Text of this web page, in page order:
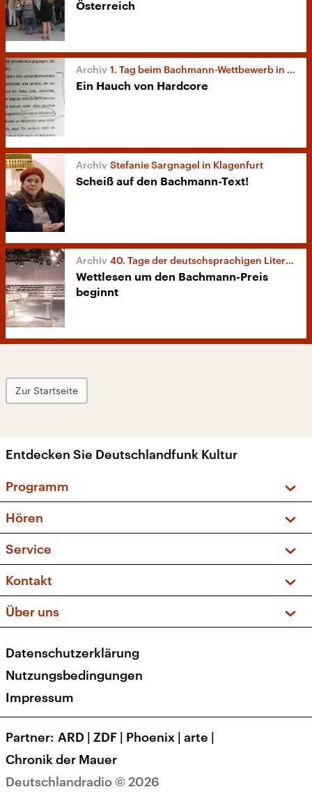
Österreich
1. Tag beim Bachmann-Wettbewerb in Klagenfurt
Ein Hauch von Hardcore
Stefanie Sargnagel in Klagenfurt
Scheiß auf den Bachmann-Text!
40. Tage der deutschsprachigen Literatur
Wettlesen um den Bachmann-Preis
beginnt
Zur Startseite
Entdecken Sie Deutschlandfunk Kultur
Programm
Sendungen und Podcasts
Musikliste
Kakadu – Das Kinderprogramm
Hören
Frequenzen (UKW + DAB+)
Service
FAQ
Apps
Newsletter
Kontakt
Social Media
Über uns
Presse
Karriere
Transparenz
Deutschlandradio © 2026
Datenschutzerklärung
Nutzungsbedingungen
Impressum
Partner ARD | ZDF | Phoenix | arte |
Chronik der Mauer